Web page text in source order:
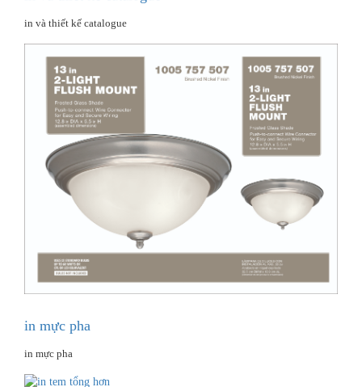
in và thiết kế catalogue
in mực pha
in mực pha